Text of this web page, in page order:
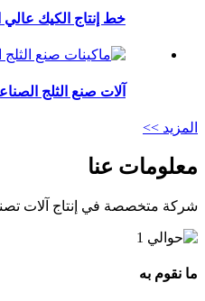
خط إنتاج الكيك
آلات صنع الثلج
المزيد >>
معلومات عنا
شركة متخصصة في إنتاج آلات
ما نقوم به